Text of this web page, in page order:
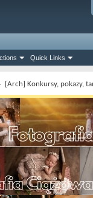
Quick Links
[Arch] Konkursy, pokazy,